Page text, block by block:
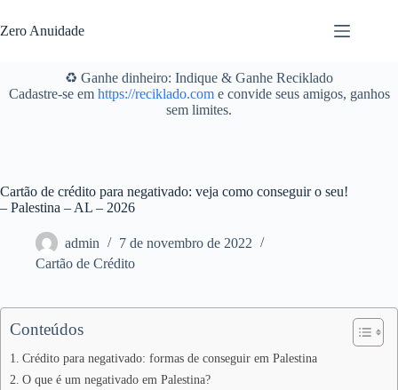
para
o
Zero Anuidade
♻️ Ganhe dinheiro: Indique & Ganhe Reciklado
Cadastre-se em https://reciklado.come convide seus amigos, ganhos
sem limites.
Cartão de crédito para negativado: veja como conseguir o seu!
– Palestina – AL – 2026
admin
7 de novembro de 2022
Cartão de Crédito
Conteúdos
Crédito para negativado: formas de conseguir em Palestina
O que é um negativado em Palestina?